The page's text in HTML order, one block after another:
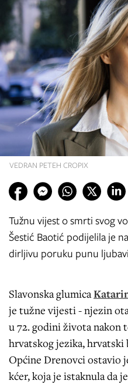
VEDRAN PETEH CROPIX
Tužnu vijest o smrti svog
Šestić Baotić podijelila je
dirljivu poruku punu
Slavonska glumica
je tužne vijesti - njezin
u 72. godini života nakon
hrvatskog jezika,
Općine Drenovci ostavio
kćer, koja je istaknula da